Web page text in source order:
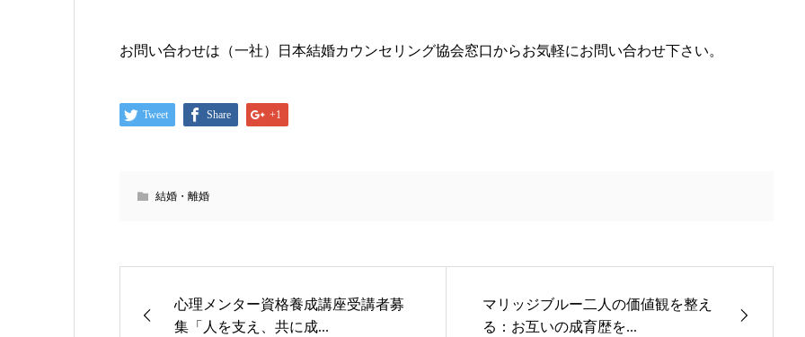
お問い合わせは（一社）日本結婚カウンセリング協会窓口からお気軽にお問い合わせ下さい。
Tweet Share +1
結婚・離婚
心理メンター資格養成講座受講者募
集「人を支え、共に成...
マリッジブルー二人の価値観を整え
る：お互いの成育歴を...